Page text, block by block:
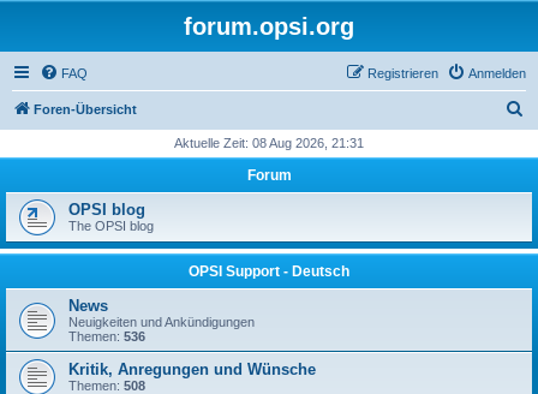
forum.opsi.org
FAQ Anmelden
Registrieren
Foren-Übersicht
h
Aktuelle Zeit: 08 Aug 2026, 21:31
Forum
OPSI blog
The OPSI blog
OPSI Support - Deutsch
News
Neuigkeiten und Ankündigungen
Themen: 536
Kritik, Anregungen und Wünsche
Themen: 508